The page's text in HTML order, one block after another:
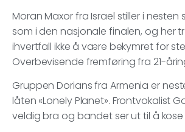
Moran Maxor fra Israel stiller i nesten
som i den nasjonale finalen, og her
ihvertfall ikke å være bekymret for
Overbevisende fremføring fra 21-
Gruppen Dorians fra Armenia er
låten «Lonely Planet». Frontvokalist
veldig bra og bandet ser ut til å